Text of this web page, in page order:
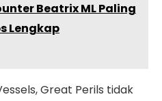
Beatrix ML Paling
Lengkap
Great Perils tidak